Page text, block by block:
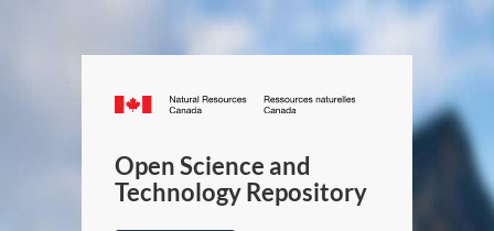
Canada.ca
/
Canada
Open Science and
Technology Repository